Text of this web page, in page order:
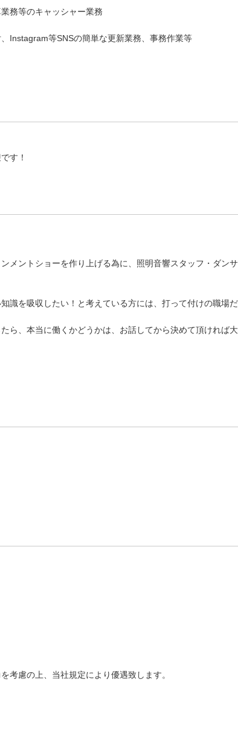
務等のキャッシャー業務
Instagram等SNSの簡単な更新業務、事務作業等
す！
メントショーを作り上げる為に、照明音響スタッフ・ダン
識を吸収したい！と考えている方には、打って付けの職場だ
ら、本当に働くかどうかは、お話してから決めて頂ければ
考慮の上、当社規定により優遇致します。